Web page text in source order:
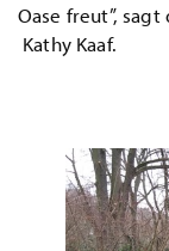
Oase freut”,
Kathy Kaaf.